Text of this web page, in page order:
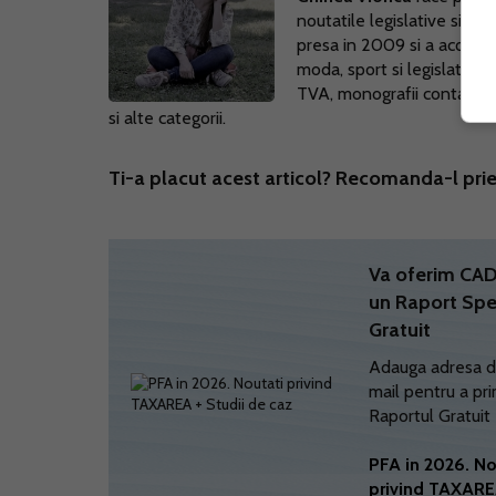
noutatile legislative si
presa in 2009 si a
moda, sport si legislatie.
TVA, monografii
si alte categorii.
Ti-a placut acest articol? Recomanda-l
Va oferim
un Raport
Gratuit
Adauga adresa
mail pentru a
Raportul Gratuit
PFA in 2026.
privind